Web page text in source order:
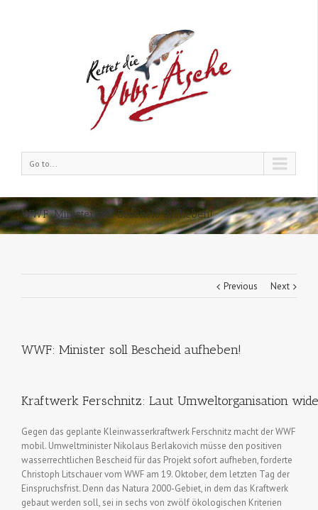
Go to...
WWF: Minister soll Bescheid aufheben!
Previous Next
WWF: Minister soll Bescheid aufheben!
Kraftwerk Ferschnitz: Laut Umweltorganisation
Gegen das geplante Kleinwasserkraftwerk Ferschnitz macht der WWF
mobil. Umweltminister Nikolaus Berlakovich müsse den positiven
wasserrechtlichen Bescheid für das Projekt sofort aufheben, forderte
Christoph Litschauer vom WWF am 19. Oktober, dem letzten Tag der
Einspruchsfrist. Denn das Natura 2000-Gebiet, in dem das Kraftwerk
gebaut werden soll, sei in sechs von zwölf ökologischen Kriterien